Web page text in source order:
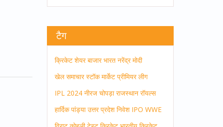
टैग
क्रिकेट शेयर बाजार भारत नरेंद्र मोदी
खेल समाचार स्टॉक मार्केट प्रीमियर लीग
IPL 2024 नीरज चोपड़ा राजस्थान रॉयल्स
हार्दिक पांड्या उत्तर प्रदेश निवेश IPO WWE